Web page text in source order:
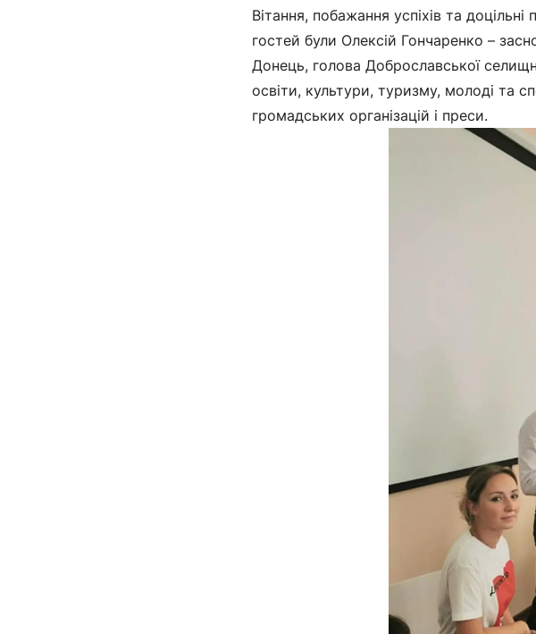
Вітання, побажання успіхів та
гостей були Олексій Гончаренко –
Донець, голова Доброславської
освіти, культури, туризму, молоді та
громадських організацій і преси.